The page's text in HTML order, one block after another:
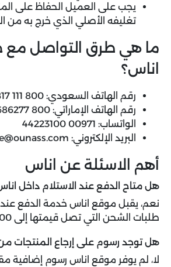
يجب على العميل الحفاظ على
تغليفه الأصلي الذي خرج به من
ما هي طرق التواصل مع
اناس؟
رقم الهاتف السعودي: 800 111 1817
رقم الهاتف الإماراتي: 800 686277
الواتساب: 00971 44223100
البريد الإلكتروني:
أهم الاسئلة عن اناس
هل متاح الدفع عند الاستلام داخل
نعم، يقبل موقع اناس خدمة الدفع عند
طلبات الشحن التي تصل قيمتها إلى 7500 ريال سعودي.
هل توجد رسوم على إرجاع المنتجات
لا، لم يوفر موقع اناس رسوم إضافية